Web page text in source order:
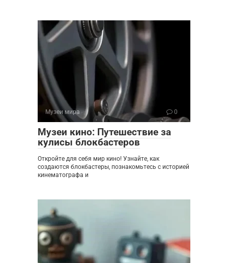
Музеи мира 0
Музеи кино: Путешествие за
кулисы блокбастеров
Откройте для себя мир кино! Узнайте, как
создаются блокбастеры, познакомьтесь с историей
кинематографа и